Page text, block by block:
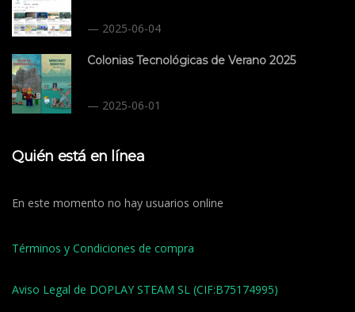
2025-06-04
Colonias Tecnológicas de Verano 2025
2025-06-01
Quién está en línea
En este momento no hay usuarios online
Términos y Condiciones de compra
Aviso Legal de DOPLAY STEAM SL (CIF:B75174995)